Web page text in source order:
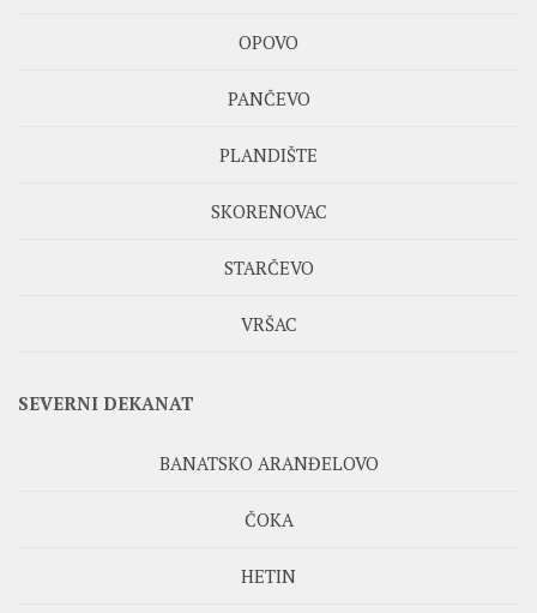
OPOVO
PANČEVO
PLANDIŠTE
SKORENOVAC
STARČEVO
VRŠAC
SEVERNI DEKANAT
BANATSKO ARANĐELOVO
ČOKA
HETIN